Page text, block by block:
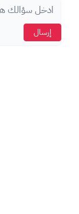
الأمان والحماية.
كيف تشحن
سجل الدخول
ستتلقى
إرسال